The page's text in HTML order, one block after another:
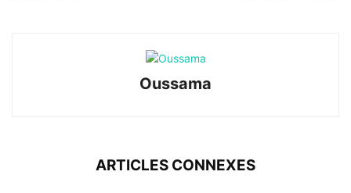
Oussama
ARTICLES CONNEXES